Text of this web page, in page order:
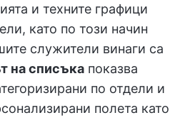
и техните графици
като по този начин
служители винаги са
на списъка показва
по отдели и
полета като